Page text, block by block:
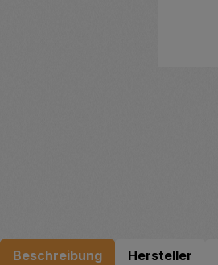
Beschreibung Hersteller